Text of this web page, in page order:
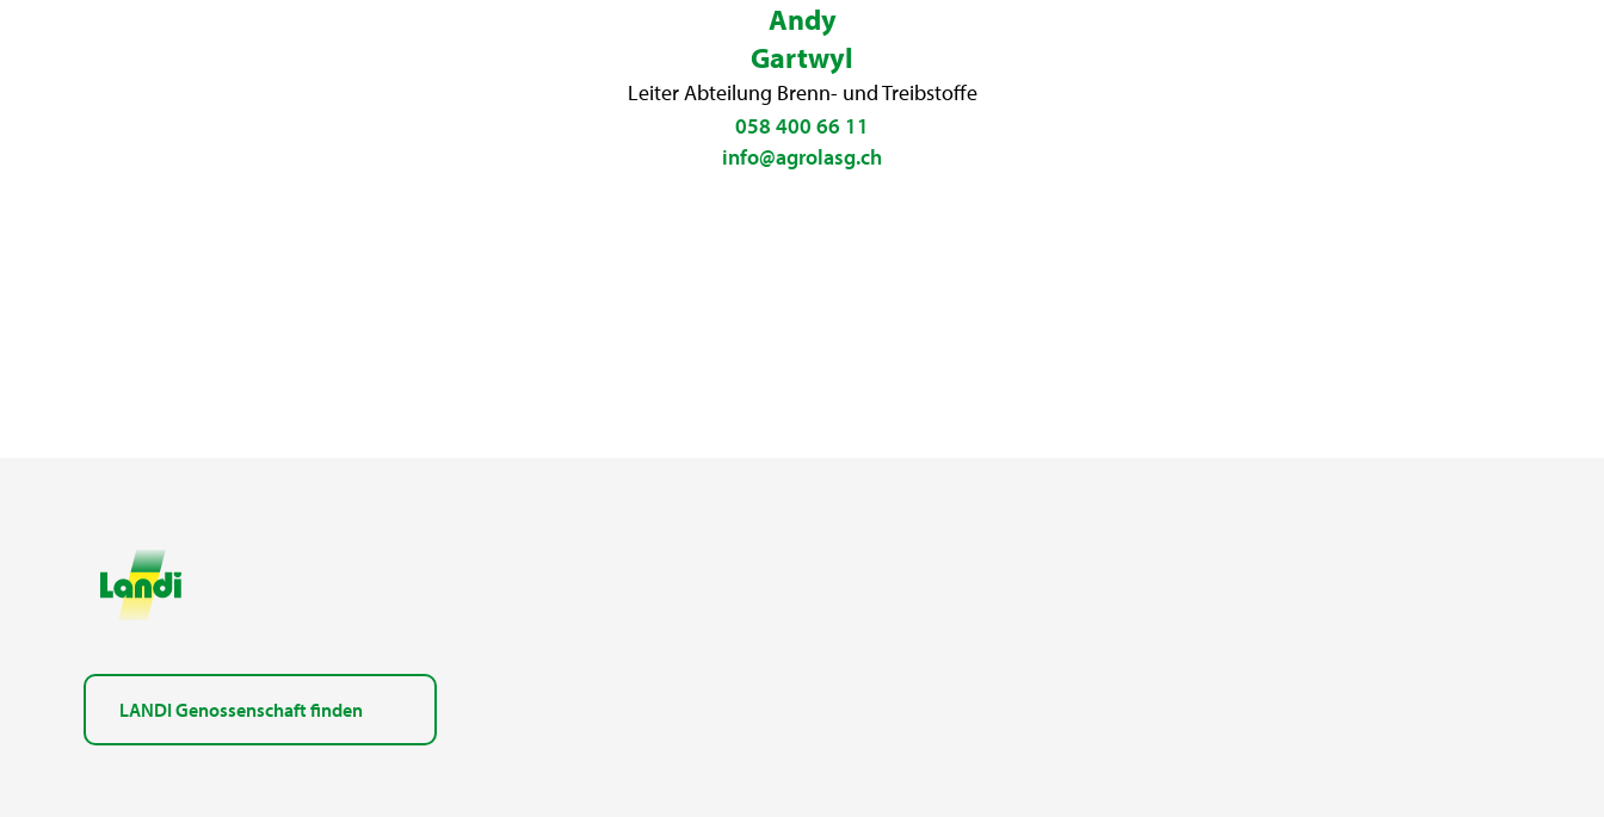
Andy
Gartwyl
Leiter Abteilung Brenn- und Treibstoffe
058 400 66 11
info@agrolasg.ch
LANDI Genossenschaft finden